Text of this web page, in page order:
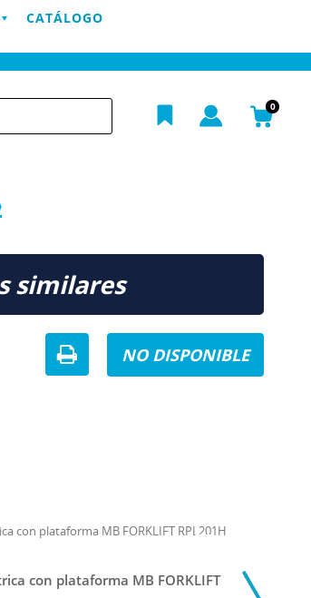
EMPRESA
0
CATÁLOGO
similares
NO DISPONIBLE
con plataforma MB FORKLIFT